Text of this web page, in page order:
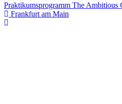
Praktikumsprogramm The Ambitious
Frankfurt am Main